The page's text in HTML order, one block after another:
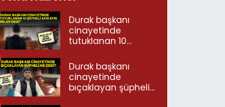
Durak başkanı
cinayetinde
tutuklanan 10
neler dedi?
Durak başkanı
cinayetinde
bıçaklayan şüpheli